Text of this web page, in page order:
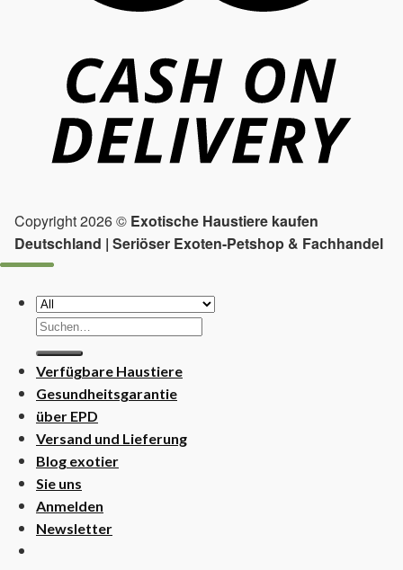
Copyright 2026 © Exotische Haustiere kaufen
Deutschland | Seriöser Exoten-Petshop & Fachhandel
Suchen
nach:
Verfügbare Haustiere
Gesundheitsgarantie
über EPD
Versand und Lieferung
Blog exotier
Sie uns
Anmelden
Newsletter